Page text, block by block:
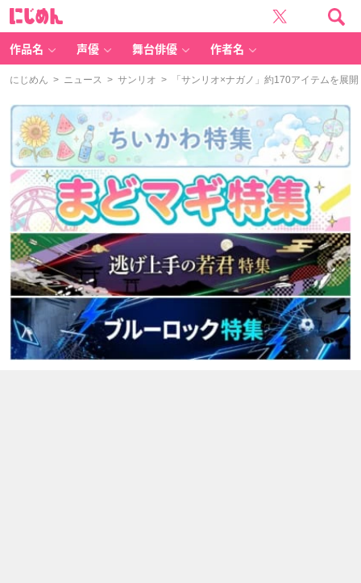
作品名 声優 舞台俳優 作者名
にじめん > ニュース > サンリオ > 「サンリオ×ナガノ」約170アイテムを展